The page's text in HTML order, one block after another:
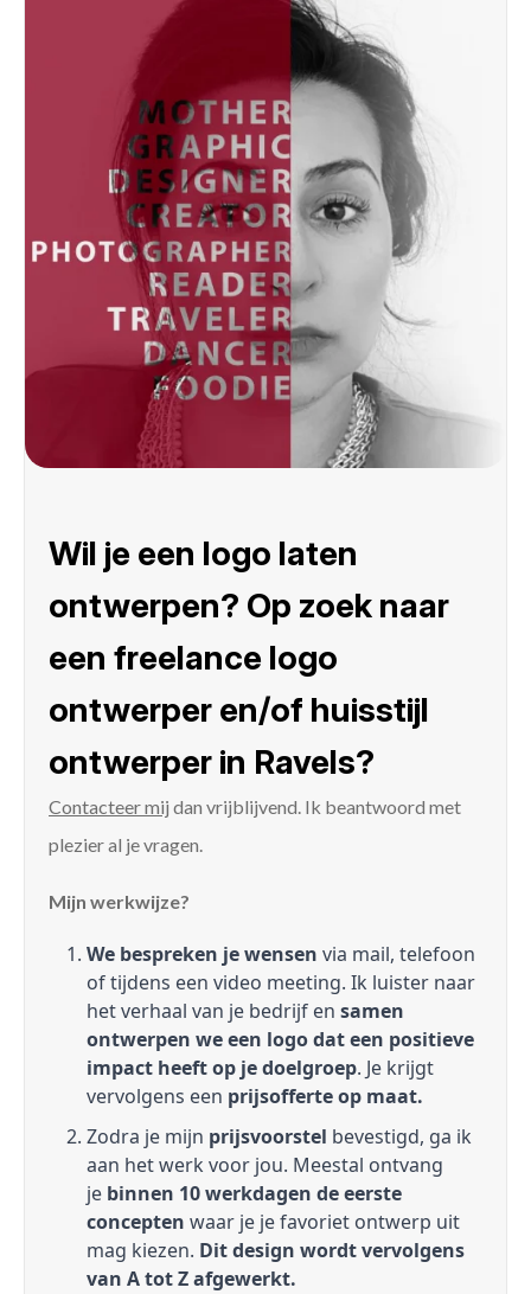
Wil je een logo laten
ontwerpen? Op zoek naar
een freelance logo
ontwerper en/of huisstijl
ontwerper in Ravels?
Contacteer mij dan vrijblijvend. Ik beantwoord met
plezier al je vragen.
Mijn werkwijze?
We bespreken je wensen via mail, telefoon
of tijdens een video meeting. Ik luister naar
het verhaal van je bedrijf en samen
ontwerpen we een logo dat een positieve
impact heeft op je doelgroep. Je krijgt
vervolgens een prijsofferte op maat.
Zodra je mijn prijsvoorstel bevestigd, ga ik
aan het werk voor jou. Meestal ontvang
je binnen 10 werkdagen de eerste
concepten waar je je favoriet ontwerp uit
mag kiezen. Dit design wordt vervolgens
van A tot Z afgewerkt.